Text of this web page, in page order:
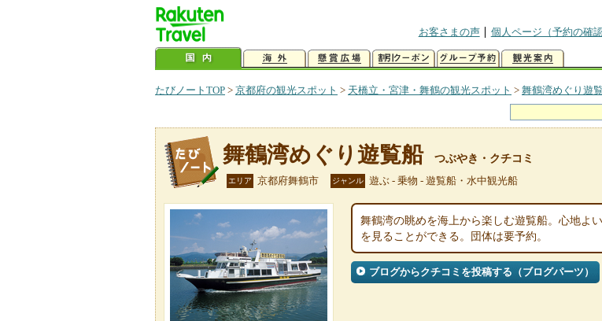
お客さまの声
個人ページ（予約の確
たびノートTOP > 京都府の観光スポット > 天橋立・宮津・舞鶴の観光スポット > 舞鶴湾めぐり遊
舞鶴湾めぐり遊覧船 つぶやき・クチコミ
エリア 京都府舞鶴市 ジャンル 遊ぶ - 乗物 - 遊覧船・水中観光船
舞鶴湾の眺めを海上から楽しむ遊覧船。心地よ
を見ることができる。団体は要予約。
ブログからクチコミを投稿する（ブログパーツ）